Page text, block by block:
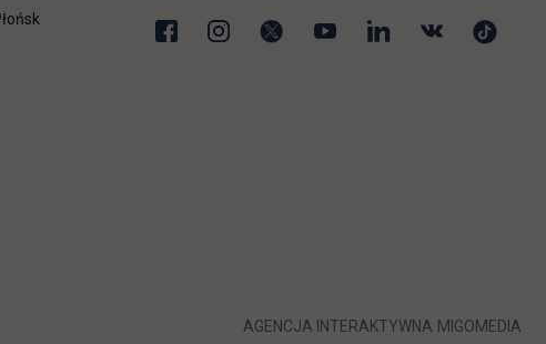
karcie
AGENCJA INTERAKTYWNA LINK OTWIERA
MIGOMEDIA